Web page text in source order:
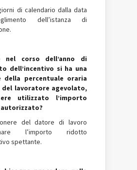
di calendario dalla data
dell’istanza di
corso dell’anno di
dell’incentivo si ha una
della percentuale oraria
del lavoratore agevolato,
utilizzato l’importo
autorizzato?
del datore di lavoro
l’importo ridotto
spettante.